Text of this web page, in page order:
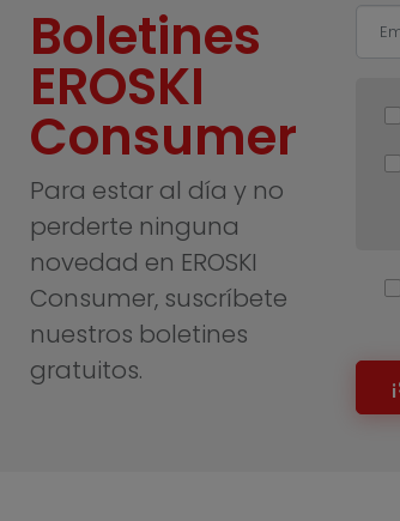
Boletines
EROSKI
Consumer
Para estar al día y no
perderte ninguna
novedad en EROSKI
Consumer, suscríbete
nuestros boletines
gratuitos.